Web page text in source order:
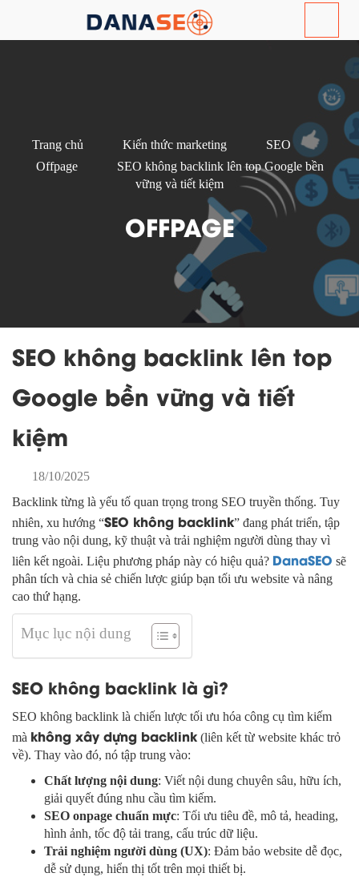
Trang chủ Kiến thức marketing
SEO
Offpage
SEO không backlink lên top Google bền
vững và tiết kiệm
OFFPAGE
SEO không backlink lên top
Google bền vững và tiết
kiệm
18/10/2025
Backlink từng là yếu tố quan trọng trong SEO truyền thống. Tuy
nhiên, xu hướng “SEO không backlink” đang phát triển, tập
trung vào nội dung, kỹ thuật và trải nghiệm người dùng thay vì
liên kết ngoài. Liệu phương pháp này có hiệu quả? DanaSEO sẽ
phân tích và chia sẻ chiến lược giúp bạn tối ưu website và nâng
cao thứ hạng.
Mục lục nội dung
SEO không backlink là gì?
SEO không backlink là chiến lược tối ưu hóa công cụ tìm kiếm
mà không xây dựng backlink (liên kết từ website khác trỏ
về). Thay vào đó, nó tập trung vào:
Chất lượng nội dung: Viết nội dung chuyên sâu, hữu ích,
giải quyết đúng nhu cầu tìm kiếm.
SEO onpage chuẩn mực: Tối ưu tiêu đề, mô tả, heading,
hình ảnh, tốc độ tải trang, cấu trúc dữ liệu.
Trải nghiệm người dùng (UX): Đảm bảo website dễ đọc,
dễ sử dụng, hiển thị tốt trên mọi thiết bị.